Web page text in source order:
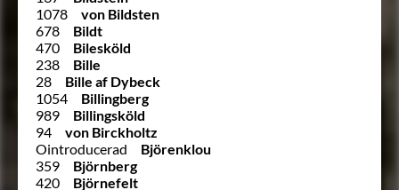
1078
von Bildsten
678
Bildt
470
Bilesköld
238
Bille
28
Bille af Dybeck
1054
Billingberg
989
Billingsköld
94
von Birckholtz
Ointroducerad
Björenklou
359
Björnberg
420
Björnefelt